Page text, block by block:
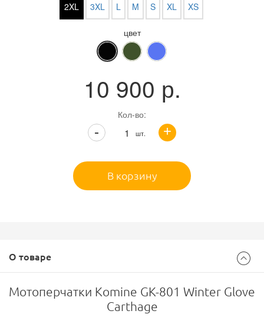
2XL
3XL L M S XL XS
цвет
10 900 р.
Кол-во:
шт. +
-
В корзину
О товаре
Мотоперчатки Komine GK-801 Winter Glove
Carthage